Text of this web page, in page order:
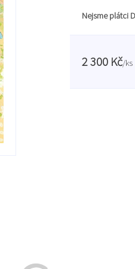
Nejsme plátci
2 300 Kč/ks